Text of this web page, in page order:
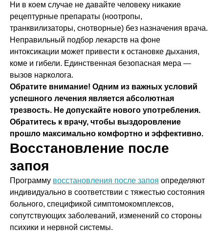
Ни в коем случае не давайте человеку никакие
рецептурные препараты (ноотропы,
транквилизаторы, снотворные) без назначения врача.
Неправильный подбор лекарств на фоне
интоксикации может привести к остановке дыхания,
коме и гибели. Единственная безопасная мера —
вызов нарколога.
Обратите внимание! Одним из важных условий
успешного лечения является абсолютная
трезвость. Не допускайте нового употребления.
Обратитесь к врачу, чтобы выздоровление
прошло максимально комфортно и эффективно.
Восстановление после
запоя
Программу восстановления после запоя определяют
индивидуально в соответствии с тяжестью состояния
больного, спецификой симптомокомплексов,
сопутствующих заболеваний, изменений со стороны
психики и нервной системы.